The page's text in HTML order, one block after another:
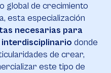
global de crecimiento
esta especialización
necesarias para
interdisciplinario donde
de crear,
este tipo de